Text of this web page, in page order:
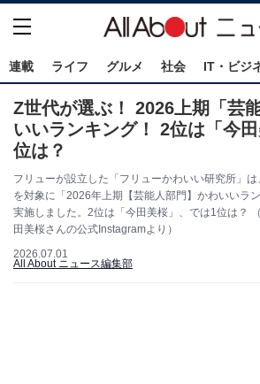
連載 ライフ グルメ 社会 IT・ビジ
Z世代が選ぶ！ 2026上期「芸
いいランキング！ 2位は「今
位は？
フリューが設立した「フリューかわいい研究所」
を対象に「2026年上期【芸能人部門】かわいいラ
実施しました。2位は「今田美桜」、では1位は？
田美桜さんの公式Instagramより）
2026.07.01
All About ニュース編集部